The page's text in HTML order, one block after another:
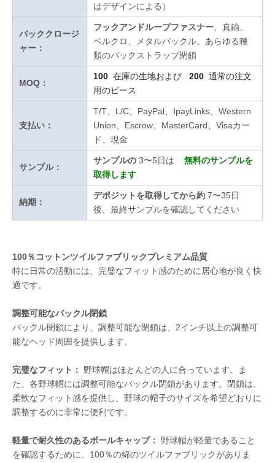
はデザインによる）
バッククロージ
ャー：
フックアンドループファスナー 、真鍮、
ベルクロ、メタルバックル。あらゆる種
類のバックストラップ閉鎖
MOQ：
100 在庫の生地および 200 通常の注文
用のピース
支払い：
T/T、L/C、PayPal、IpayLinks、Western
Union、Escrow、MasterCard、Visaカー
ド、現金
サンプル：
サンプルの 3〜5日は 無料のサンプルを
取得します
納期：
デポジットを取得してから約 7〜35日
後、最終サンプルを確認してください
100％コットンツイルファブリックプレミアム品質
特に日常の活動には、完璧なフィット感のために居心地が良く快
適です。
調整可能なバックル閉鎖
バックル閉鎖により、調整可能な閉鎖は、2インチ以上の調整可
能なヘッド周囲を提供します。
完璧なフィット： 野球帽はほとんどの人に合っています。ま
た、各野球帽には調整可能なバックル閉鎖があります。閉鎖は、
柔軟なフィット感を提供し、野球の帽子のサイズを希望どおりに
調整するのに非常に便利です。
軽量で耐久性のあるボールキャップ：
野球帽が軽量であること
を確認するために、100％の綿のツイルファブリックがありま